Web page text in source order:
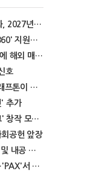
넷마블 김병규 대표 "신작보다 라이브 강화, 2027년 라인업은 추후 공개"
MS, 차세대 호환성 강화하나…'엑스박스360' 지원설 확산
넷마블, 2분기 매출 7492억원…신작 효과에 해외 매출 비중 증가
호
베일 싸인 신작부터 동양 판타지까지…크래프톤이 쾰른서 선보일 5개의 세계
' 추가
크래프톤, 총상금 1억4000만원 걸고 '배그' 창작 모드 콘테스트 개최
공헌 앞장
조선협객전2M, 신규 에피소드 '병자호란' 및 내공 시스템 업데이트
조이시티, '프리스타일 풋볼2' OBT 돌입…'PAX'서 글로벌 공략